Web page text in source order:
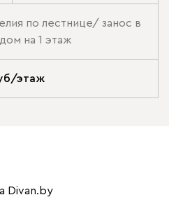
по лестнице/ занос в
на 1 этаж
этаж
Divan.by